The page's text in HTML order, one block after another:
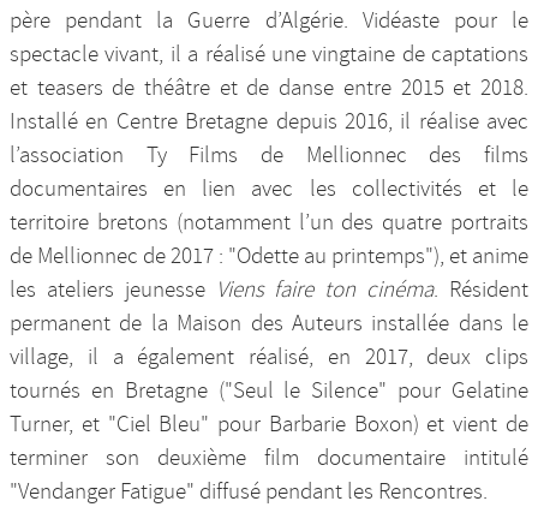
père pendant la Guerre d’Algérie. Vidéaste pour le
spectacle vivant, il a réalisé une vingtaine de captations
et teasers de théâtre et de danse entre 2015 et 2018.
Installé en Centre Bretagne depuis 2016, il réalise avec
l’association Ty Films de Mellionnec des films
documentaires en lien avec les collectivités et le
territoire bretons (notamment l’un des quatre portraits
de Mellionnec de 2017 : "Odette au printemps"), et anime
les ateliers jeunesse Viens faire ton cinéma. Résident
permanent de la Maison des Auteurs installée dans le
village, il a également réalisé, en 2017, deux clips
tournés en Bretagne ("Seul le Silence" pour Gelatine
Turner, et "Ciel Bleu" pour Barbarie Boxon) et vient de
terminer son deuxième film documentaire intitulé
"Vendanger Fatigue" diffusé pendant les Rencontres.